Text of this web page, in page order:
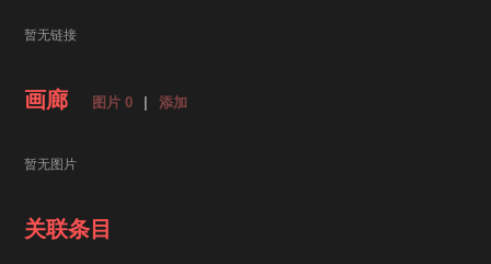
暂无链接
画廊 图片 0 添加
暂无图片
关联条目